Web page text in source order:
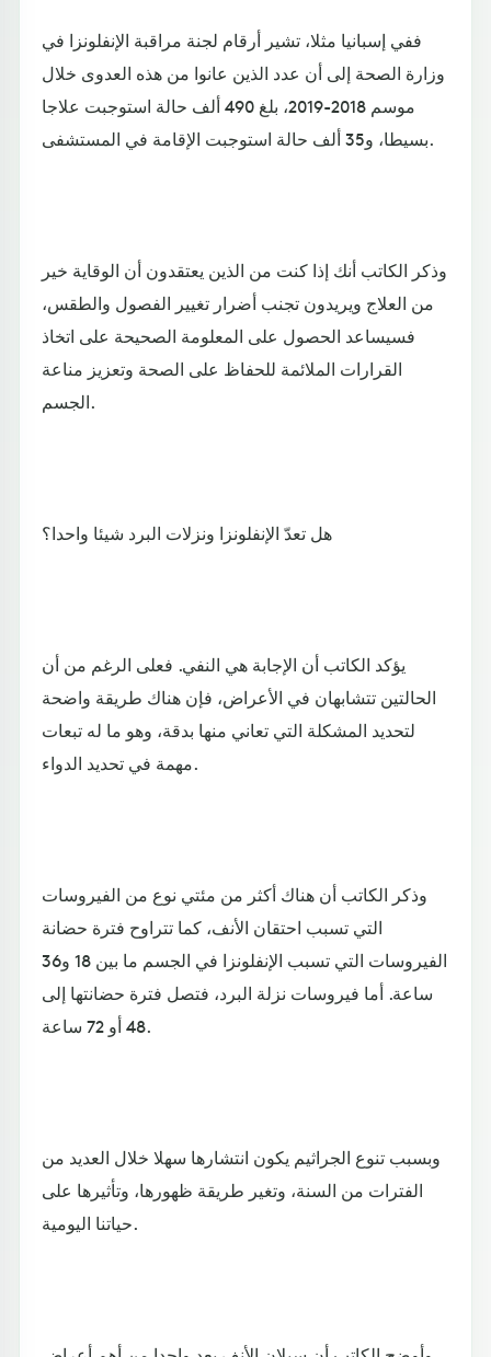
ففي إسبانيا مثلا، تشير أرقام لجنة مراقبة الإنفلونزا في
وزارة الصحة إلى أن عدد الذين عانوا من هذه العدوى خلال
موسم 2018-2019، بلغ 490 ألف حالة استوجبت علاجا
بسيطا، و35 ألف حالة استوجبت الإقامة في المستشفى.
وذكر الكاتب أنك إذا كنت من الذين يعتقدون أن الوقاية خير
من العلاج ويريدون تجنب أضرار تغيير الفصول والطقس،
فسيساعد الحصول على المعلومة الصحيحة على اتخاذ
القرارات الملائمة للحفاظ على الصحة وتعزيز مناعة
الجسم.
هل تعدّ الإنفلونزا ونزلات البرد شيئا واحدا؟
يؤكد الكاتب أن الإجابة هي النفي. فعلى الرغم من أن
الحالتين تتشابهان في الأعراض، فإن هناك طريقة واضحة
لتحديد المشكلة التي تعاني منها بدقة، وهو ما له تبعات
مهمة في تحديد الدواء.
وذكر الكاتب أن هناك أكثر من مئتي نوع من الفيروسات
التي تسبب احتقان الأنف، كما تتراوح فترة حضانة
الفيروسات التي تسبب الإنفلونزا في الجسم ما بين 18 و36
ساعة. أما فيروسات نزلة البرد، فتصل فترة حضانتها إلى
48 أو 72 ساعة.
وبسبب تنوع الجراثيم يكون انتشارها سهلا خلال العديد من
الفترات من السنة، وتغير طريقة ظهورها، وتأثيرها على
حياتنا اليومية.